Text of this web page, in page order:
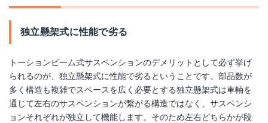
独立懸架式に性能で劣る
トーションビーム式サスペンションのデメリットとして必ず挙げ
られるのが、独立懸架式に性能で劣るということです。部品数が
多く構造も複雑でスペースを広く必要とする独立懸架式は車軸を
通じて左右のサスペンションが繋がる構造ではなく、サスペンシ
ョンそれぞれが独立して機能します。そのため左右どちらかが段